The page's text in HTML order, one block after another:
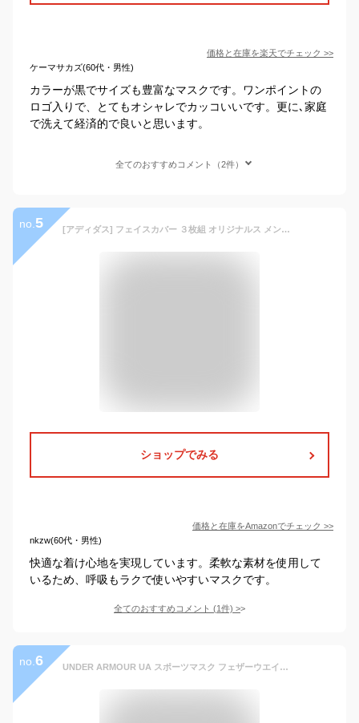
価格と在庫を楽天でチェック >>
ケーマサカズ(60代・男性)
カラーが黒でサイズも豊富なマスクです。ワンポイントの
ロゴ入りで、とてもオシャレでカッコいいです。更に､家庭
で洗えて経済的で良いと思います。
全てのおすすめコメント（2件）
no. 5 [アディダス] フェイスカバー ３枚組 オリジナルス メンズ KOH81 ブラック/ホワイト(HB7851) 2XO
ショップでみる
価格と在庫をAmazonでチェック >>
nkzw(60代・男性)
快適な着け心地を実現しています。柔軟な素材を使用して
いるため、呼吸もラクで使いやすいマスクです。
全てのおすすめコメント (1件) >
no. 6 UNDER ARMOUR UA スポーツマスク フェザーウエイト Pitch Gray/Silver Chrome MDLG